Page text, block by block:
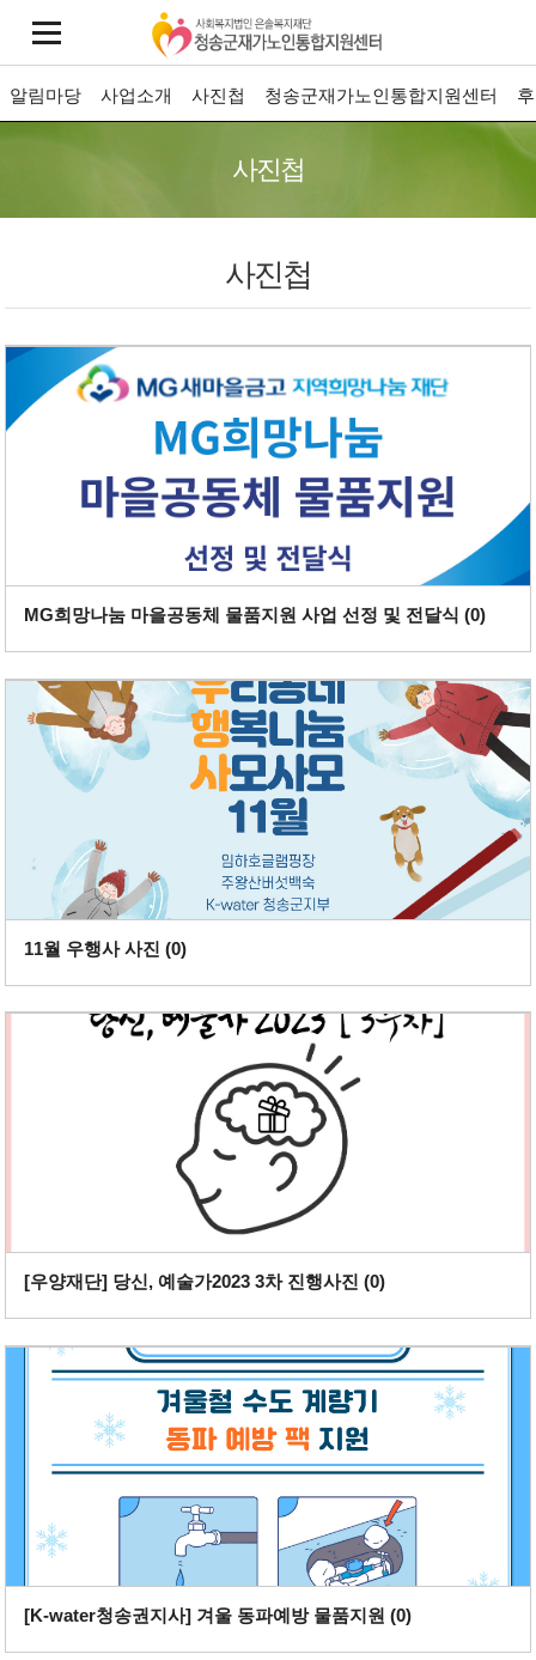
알림마당 사업소개 사진첩 청송군재가노인통합지원센터
사진첩
사진첩
MG희망나눔 마을공동체 물품지원 사업 선정 및 전달식 (0)
11월 우행사 사진 (0)
[우양재단] 당신, 예술가2023 3차 진행사진 (0)
[K-water청송권지사] 겨울 동파예방 물품지원 (0)